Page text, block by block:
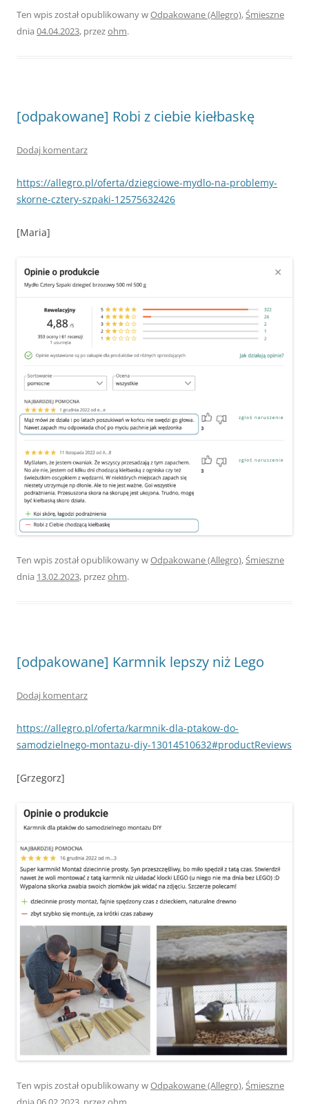
Ten wpis został opublikowany wOdpakowane (Allegro),Śmieszne
dnia 04.04.2023, przezohm.
[odpakowane] Robi z ciebie kiełbaskę
Dodaj komentarz
https://allegro.pl/oferta/dziegciowe-mydlo-na-problemy-
skorne-cztery-szpaki-12575632426
[Maria]
Ten wpis został opublikowany wOdpakowane (Allegro),Śmieszne
dnia 13.02.2023, przezohm.
[odpakowane] Karmnik lepszy niż Lego
Dodaj komentarz
https://allegro.pl/oferta/karmnik-dla-ptakow-do-
samodzielnego-montazu-diy-13014510632#productReviews
[Grzegorz]
Ten wpis został opublikowany wOdpakowane (Allegro),Śmieszne